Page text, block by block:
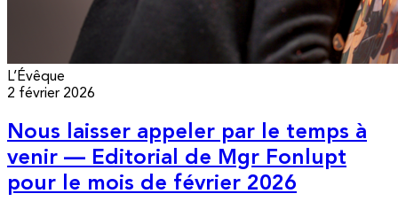
L’Évêque
2 février 2026
Nous laisser appeler par le temps à
venir — Editorial de Mgr Fonlupt
pour le mois de février 2026